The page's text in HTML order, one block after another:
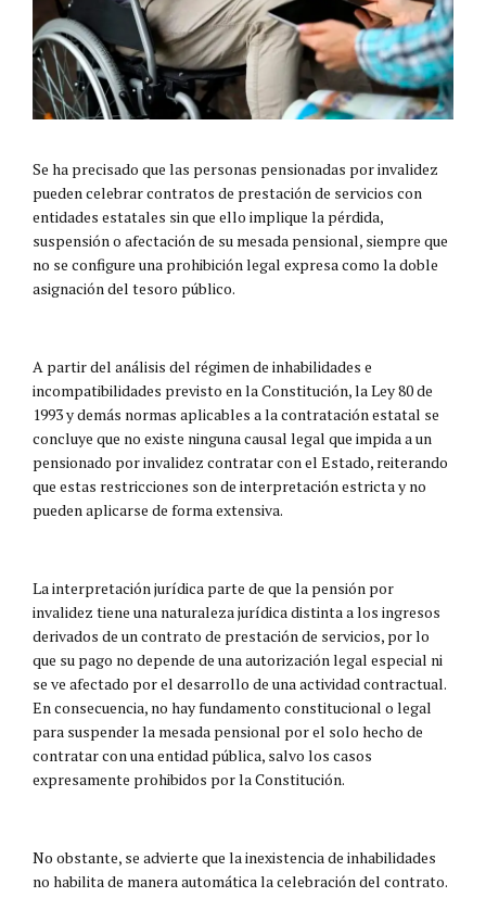
Se ha precisado que las personas pensionadas por invalidez
pueden celebrar contratos de prestación de servicios con
entidades estatales sin que ello implique la pérdida,
suspensión o afectación de su mesada pensional, siempre que
no se configure una prohibición legal expresa como la doble
asignación del tesoro público.
A partir del análisis del régimen de inhabilidades e
incompatibilidades previsto en la Constitución, la Ley 80 de
1993 y demás normas aplicables a la contratación estatal se
concluye que no existe ninguna causal legal que impida a un
pensionado por invalidez contratar con el Estado, reiterando
que estas restricciones son de interpretación estricta y no
pueden aplicarse de forma extensiva.
La interpretación jurídica parte de que la pensión por
invalidez tiene una naturaleza jurídica distinta a los ingresos
derivados de un contrato de prestación de servicios, por lo
que su pago no depende de una autorización legal especial ni
se ve afectado por el desarrollo de una actividad contractual.
En consecuencia, no hay fundamento constitucional o legal
para suspender la mesada pensional por el solo hecho de
contratar con una entidad pública, salvo los casos
expresamente prohibidos por la Constitución.
No obstante, se advierte que la inexistencia de inhabilidades
no habilita de manera automática la celebración del contrato.